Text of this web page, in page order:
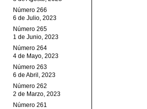
Número 266
6 de Julio, 2023
Número 265
1 de Junio, 2023
Número 264
4 de Mayo, 2023
Número 263
6 de Abril, 2023
Número 262
2 de Marzo, 2023
Número 261